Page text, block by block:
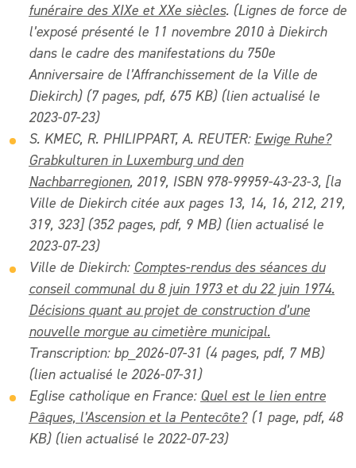
funéraire des XIXe et XXe siècles. (Lignes de force de
l’exposé présenté le 11 novembre 2010 à Diekirch
dans le cadre des manifestations du 750e
Anniversaire de l’Affranchissement de la Ville de
Diekirch) (7 pages, pdf, 675 KB) (lien actualisé le
2023-07-23)
S. KMEC, R. PHILIPPART, A. REUTER: Ewige Ruhe?
Grabkulturen in Luxemburg und den
Nachbarregionen, 2019, ISBN 978-99959-43-23-3, [la
Ville de Diekirch citée aux pages 13, 14, 16, 212, 219,
319, 323] (352 pages, pdf, 9 MB) (lien actualisé le
2023-07-23)
Ville de Diekirch: Comptes-rendus des séances du
conseil communal du 8 juin 1973 et du 22 juin 1974.
Décisions quant au projet de construction d’une
nouvelle morgue au cimetière municipal.
Transcription: bp_2026-07-31 (4 pages, pdf, 7 MB)
(lien actualisé le 2026-07-31)
Eglise catholique en France: Quel est le lien entre
Pâques, l’Ascension et la Pentecôte?(1 page, pdf, 48
KB) (lien actualisé le 2022-07-23)